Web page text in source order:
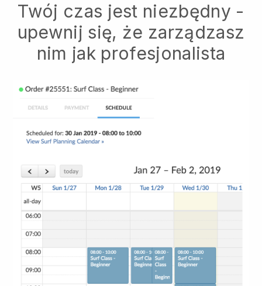
Twój czas jest niezbędny -
upewnij się, że zarządzasz
nim jak profesjonalista